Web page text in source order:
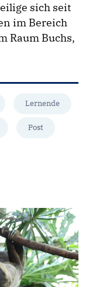
sich seit
im Bereich
Raum Buchs,
Lernende
Post